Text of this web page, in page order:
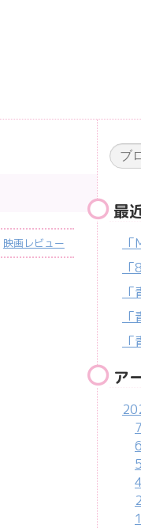
映画レビュー
最
ア